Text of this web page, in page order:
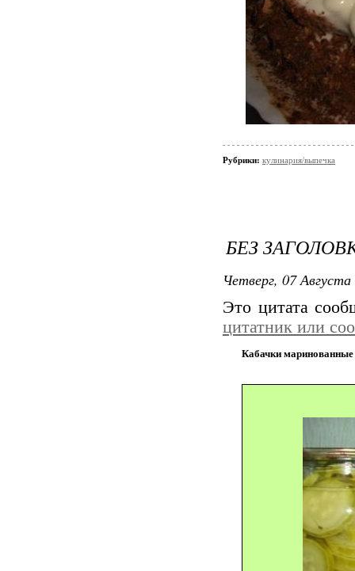
Рубрики: кулинария/выпечка
БЕЗ
Четверг, 07
Это цитата
цитатник или
Кабачки маринованные